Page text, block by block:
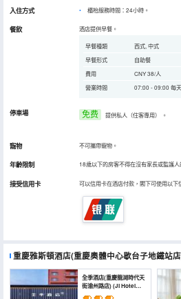
入住方式 櫃枱服務時間：24小時。
餐飲 酒店提供早餐。
早餐種類
西式, 中式
早餐形式
自助餐
費用
CNY 38/人
營業時間
07:00 - 09:00 每天
停車場 免费 提供私人（住客專用） 。
寵物 不可攜帶寵物。
年齡限制 18歲以下的房客不得在沒有家長或監護人
接受信用卡 可以信用卡在酒店付款，閣下可使用以下
重慶雅斯頓酒店(重慶奧體中心歇台子地鐵站
全季酒店(重慶龍湖時代天
街渝州路店) (JI Hotel
(Chongqing Longhu